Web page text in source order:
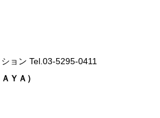
ョン Tel.03-5295-0411
ＹＡ）